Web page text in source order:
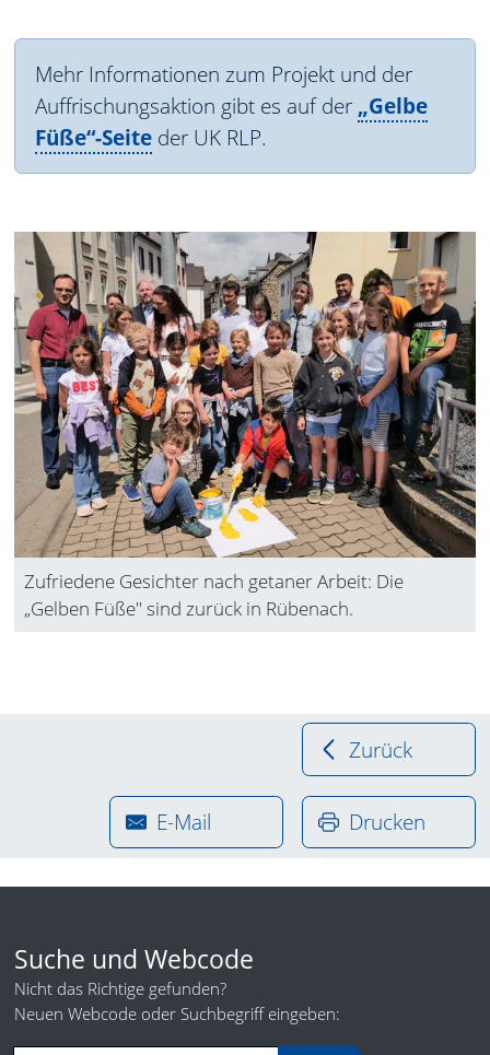
Mehr Informationen zum Projekt und der
Auffrischungsaktion gibt es auf der „Gelbe
Füße“-Seiteder UK RLP.
Zufriedene Gesichter nach getaner Arbeit: Die
„Gelben Füße" sind zurück in Rübenach.
Zurück
E-Mail Drucken
Suche und Webcode
Nicht das Richtige gefunden?
Neuen Webcode oder Suchbegriff eingeben: